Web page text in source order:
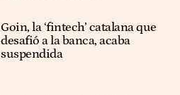
Goin, la ‘fintech’ catalana que
desafió a la banca, acaba
suspendida